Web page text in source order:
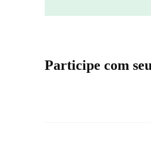
Participe com